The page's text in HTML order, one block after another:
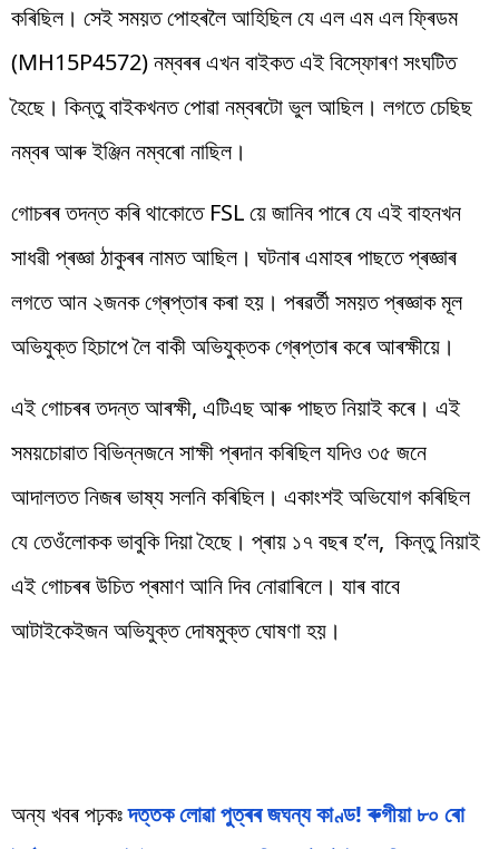
কৰিছিল। সেই সময়ত পোহৰলৈ আহিছিল যে এল এম এল ফ্ৰিডম
(MH15P4572)নম্বৰৰ এখন বাইকত এই বিস্ফোৰণ সংঘটিত
হৈছে। কিন্তু বাইকখনত পোৱা নম্বৰটো ভুল আছিল। লগতে চেছিছ
নম্বৰ আৰু ইঞ্জিন নম্বৰো নাছিল।
গোচৰৰ তদন্ত কৰিথাকোতে FSLয়েজানিব পাৰে যে এইবাহনখন
সাধৱীপ্ৰজ্ঞা ঠাকুৰৰ নামত আছিল। ঘটনাৰ এমাহৰ পাছতে প্ৰজ্ঞাৰ
লগতে আন ২জনক গ্ৰেপ্তাৰ কৰাহয় । পৰৱৰ্তীসময়তপ্ৰজ্ঞাক মূল
অভিযুক্ত হিচাপে লৈ বাকী অভিযুক্তক গ্ৰেপ্তাৰ কৰে আৰক্ষীয়ে।
এই গোচৰৰ তদন্ত আৰক্ষী, এটিএছ আৰু পাছত নিয়াই কৰে। এই
সময়চোৱাত বিভিন্নজনে সাক্ষী প্ৰদান কৰিছিল যদিও ৩৫ জনে
আদালতত নিজৰ ভাষ্য সলনি কৰিছিল। একাংশই অভিযোগ কৰিছিল
যে তেওঁলোকক ভাবুকি দিয়া হৈছে। প্ৰায় ১৭ বছৰ হ’ল, কিন্তু নিয়াই
এই গোচৰৰ উচিত প্ৰমাণ আনি দিব নোৱাৰিলে। যাৰ বাবে
আটাইকেইজন অভিযুক্ত দোষমুক্ত ঘোষণা হয়।
অন্য খবৰ পঢ়কঃদত্তক লোৱা পুত্ৰৰ জঘন্য কাণ্ড! ৰুগীয়া ৮০ ৰো